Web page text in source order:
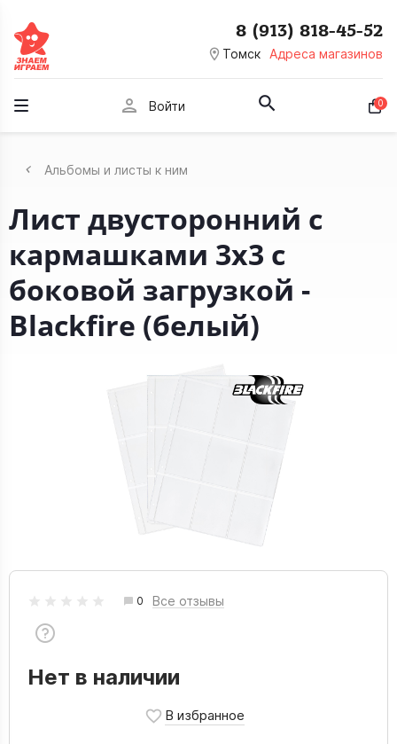
room Томск Адреса магазинов
8 (913) 818-45-52
person Войти 0
Альбомы и листы к ним
Лист двусторонний с
кармашками 3х3 с
боковой загрузкой -
Blackfire (белый)
0 Все отзывы
Нет в наличии